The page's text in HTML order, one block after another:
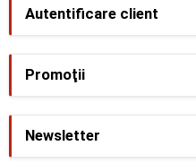
Autentificare client
Promoţii
Newsletter